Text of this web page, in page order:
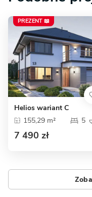
PREZENT 📖
Helios wariant C
155,29 m²
5
7 490 zł